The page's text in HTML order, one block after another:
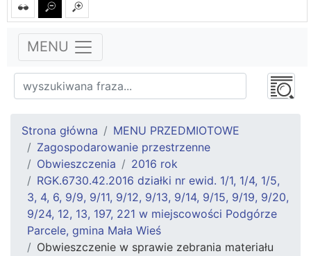
MENU
Strona główna
MENU PRZEDMIOTOWE
Zagospodarowanie przestrzenne
Obwieszczenia
2016 rok
RGK.6730.42.2016 działki nr ewid. 1/1, 1/4, 1/5,
3, 4, 6, 9/9, 9/11, 9/12, 9/13, 9/14, 9/15, 9/19, 9/20,
9/24, 12, 13, 197, 221 w miejscowości Podgórze
Parcele, gmina Mała Wieś
Obwieszczenie w sprawie zebrania materiału